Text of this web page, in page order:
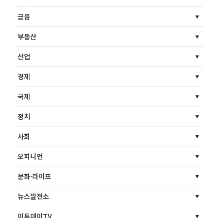
금융
부동산
산업
경제
국제
정치
사회
오피니언
문화·라이프
뉴스발전소